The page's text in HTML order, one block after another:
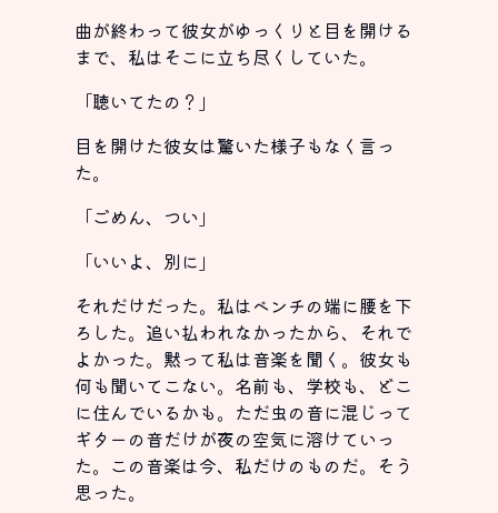
曲が終わって彼女がゆっくりと目を開ける
まで、私はそこに立ち尽くしていた。
「聴いてたの？」
目を開けた彼女は驚いた様子もなく言っ
た。
「ごめん、つい」
「いいよ、別に」
それだけだった。私はベンチの端に腰を下
ろした。追い払われなかったから、それで
よかった。黙って私は音楽を聞く。彼女も
何も聞いてこない。名前も、学校も、どこ
に住んでいるかも。ただ虫の音に混じって
ギターの音だけが夜の空気に溶けていっ
た。この音楽は今、私だけのものだ。そう
思った。